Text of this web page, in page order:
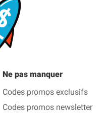
Ne pas manquer
Codes promos exclusifs
Codes promos newsletter